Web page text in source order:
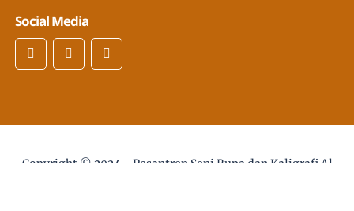
Social Media
Copyright © 2024 - Pesantren Seni Rupa dan Kaligrafi Al